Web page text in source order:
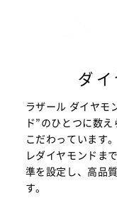
ダ
ラザール ダイヤモ
ド”のひとつに数
こだわっています
レダイヤモンドま
準を設定し、高品
す。